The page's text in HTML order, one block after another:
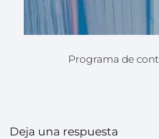
Programa de
Deja una respuesta